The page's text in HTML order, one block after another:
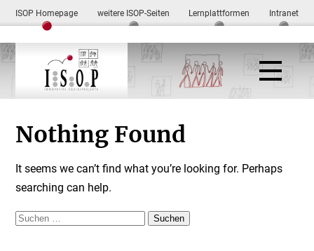
ISOP Homepage weitere ISOP-Seiten Lernplattformen Intranet
Nothing Found
It seems we can’t find what you’re looking for. Perhaps
searching can help.
Suchen